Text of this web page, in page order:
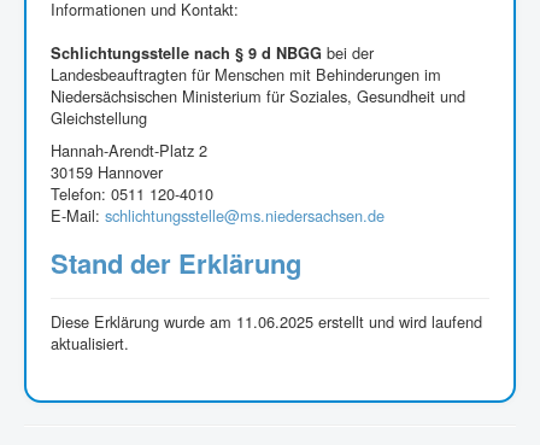
Informationen und Kontakt:
Schlichtungsstelle nach § 9 d NBGG bei der
Landesbeauftragten für Menschen mit Behinderungen im
Niedersächsischen Ministerium für Soziales, Gesundheit und
Gleichstellung
Hannah-Arendt-Platz 2
30159 Hannover
Telefon: 0511 120-4010
E-Mail: schlichtungsstelle@ms.niedersachsen.de
Stand der Erklärung
Diese Erklärung wurde am 11.06.2025 erstellt und wird laufend
aktualisiert.